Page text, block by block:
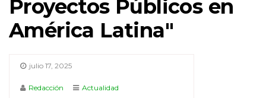
Proyectos Públicos en
América Latina"
julio 17, 2025
Redacción Actualidad